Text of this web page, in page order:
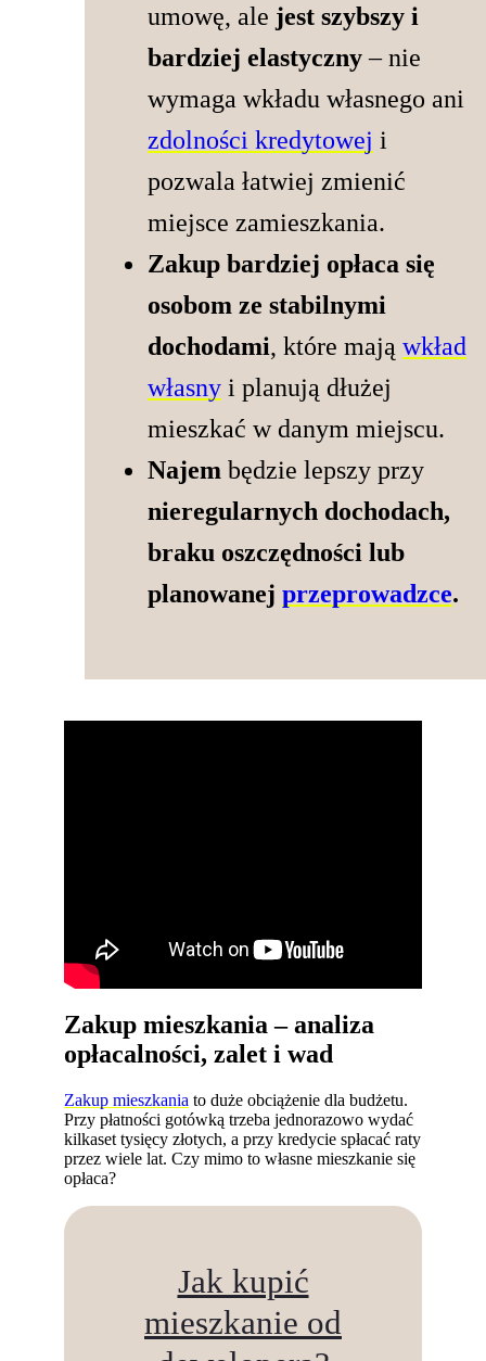
umowę, ale jest szybszy i
bardziej elastyczny– nie
wymaga wkładu własnego ani
zdolności kredytowej i
pozwala łatwiej zmienić
miejsce zamieszkania.
Zakup bardziej opłaca się
osobom ze stabilnymi
dochodami, które mają wkład
własnyi planują dłużej
mieszkać w danym miejscu.
Najem będzie lepszy przy
nieregularnych dochodach,
braku oszczędności lub
planowanej przeprowadzce.
Zakup mieszkania – analiza
opłacalności, zalet i wad
Zakup mieszkania to duże obciążenie dla budżetu.
Przy płatności gotówką trzeba jednorazowo wydać
kilkaset tysięcy złotych, a przy kredycie spłacać raty
przez wiele lat. Czy mimo to własne mieszkanie się
opłaca?
Jak kupić
mieszkanie od